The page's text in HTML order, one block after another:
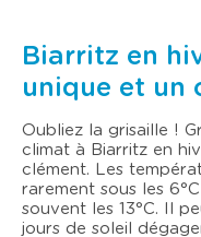
Biarritz en
unique et un
Oubliez la grisaille !
climat à Biarritz en
clément. Les
rarement sous les
souvent les 13°C. Il
jours de soleil